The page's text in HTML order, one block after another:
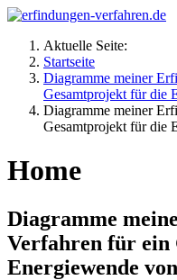
Aktuelle Seite:
Startseite
Diagramme meiner
Gesamtprojekt für die
Diagramme meiner
Gesamtprojekt für die
Home
Diagramme
Verfahren für ein
Energiewende